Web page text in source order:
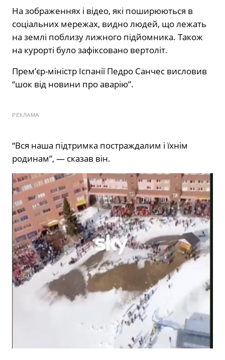
На зображеннях і відео, які поширюються в
соціальних мережах, видно людей, що лежать
на землі поблизу лижного підйомника. Також
на курорті було зафіксовано вертоліт.
Прем’єр-міністр Іспанії Педро Санчес висловив
“шок від новини про аварію”.
РЕКЛАМА
“Вся наша підтримка постраждалим і їхнім
родинам”, — сказав він.